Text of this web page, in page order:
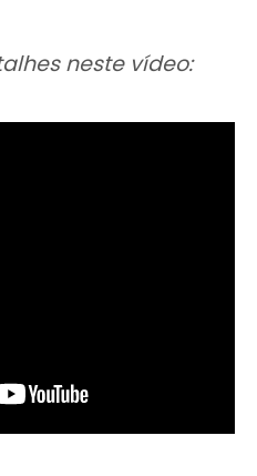
neste vídeo: